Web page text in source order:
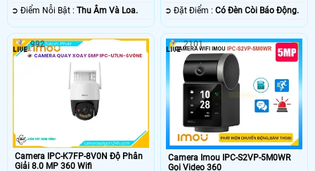
️➲ Điểm Nỗi Bật : Thu Âm Và Loa.
️➲ Đặt Điểm :Có Ðèn Còi Báo Động.
Camera IPC-K7FP-8V0N Độ Phân
Giải 8.0 MP 360 Wifi
992
Camera Imou IPC-S2VP-5M0WR
Gọi Video 360
2101